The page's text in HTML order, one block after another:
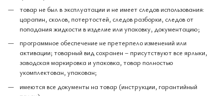
товар не был в эксплуатации и не имеет следов использования:
царапин, сколов, потертостей, следов разборки, следов от
попадания жидкости в изделие или упаковку, документацию;
программное обеспечение не претерпело изменений или
активации; товарный вид сохранен – присутствуют все ярлыки,
заводская маркировка и упаковка, товар полностью
укомплектован, упакован;
имеются все документы на товар (инструкции, гарантийный